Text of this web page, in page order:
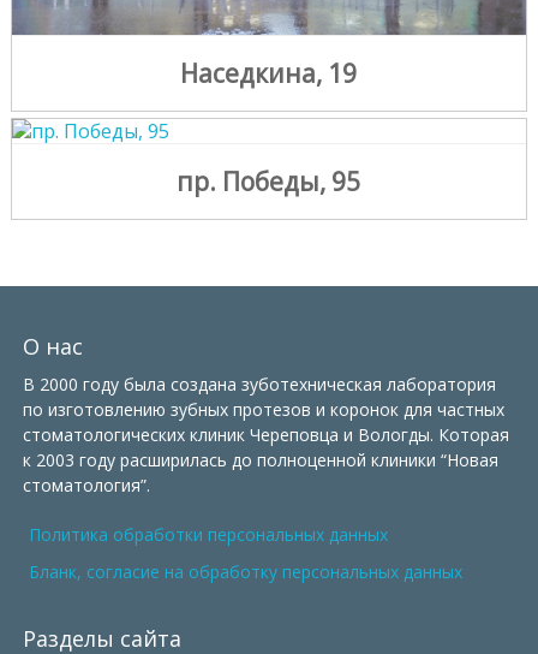
Наседкина, 19
пр. Победы, 95
О нас
В 2000 году была создана зуботехническая лаборатория
по изготовлению зубных протезов и коронок для частных
стоматологических клиник Череповца и Вологды. Которая
к 2003 году расширилась до полноценной клиники “Новая
стоматология”.
Политика обработки персональных данных
Бланк, согласие на обработку персональных данных
Разделы сайта